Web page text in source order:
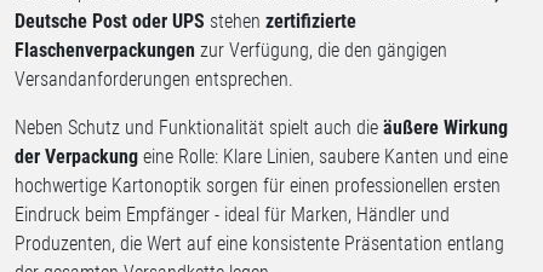
Deutsche Post oder UPS stehen zertifizierte
Flaschenverpackungen zur Verfügung, die den gängigen
Versandanforderungen entsprechen.
Neben Schutz und Funktionalität spielt auch die äußere Wirkung
der Verpackung eine Rolle: Klare Linien, saubere Kanten und eine
hochwertige Kartonoptik sorgen für einen professionellen ersten
Eindruck beim Empfänger - ideal für Marken, Händler und
Produzenten, die Wert auf eine konsistente Präsentation entlang